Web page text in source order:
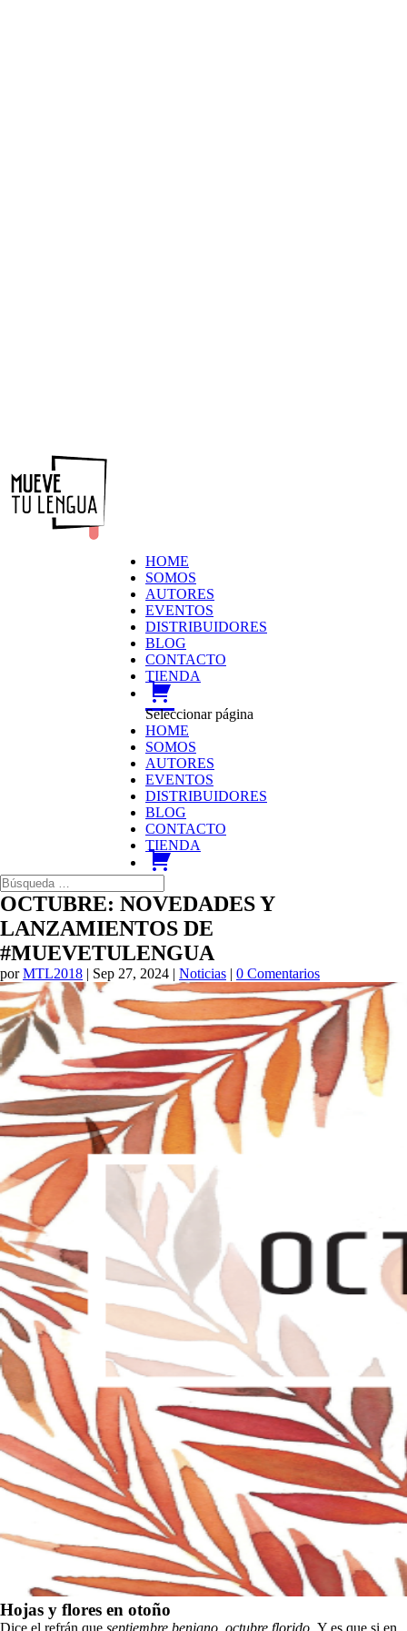
HOME
SOMOS
AUTORES
EVENTOS
DISTRIBUIDORES
BLOG
CONTACTO
TIENDA
Seleccionar página
HOME
SOMOS
AUTORES
EVENTOS
DISTRIBUIDORES
BLOG
CONTACTO
TIENDA
OCTUBRE: NOVEDADES Y
LANZAMIENTOS DE
#MUEVETULENGUA
porMTL2018 | Sep 27, 2024 | Noticias | 0 Comentarios
Hojas y flores en otoño
Dice el refrán que septiembre benigno, octubre florido. Y es que si en